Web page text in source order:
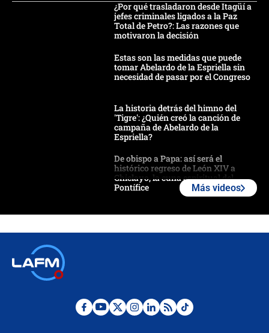
¿Por qué trasladaron desde Itagüí a
jefes criminales ligados a la Paz
Total de Petro?: Las razones que
motivaron la decisión
Estas son las medidas que puede
tomar Abelardo de la Espriella sin
necesidad de pasar por el Congreso
La historia detrás del himno del
'Tigre': ¿Quién creó la canción de
campaña de Abelardo de la
Espriella?
De obispo a Papa: así será el
histórico regreso de León XIV a
Chiclayo, la cuna espiritual del
Pontífice
¿La posesión de Abelardo De la
Más videos